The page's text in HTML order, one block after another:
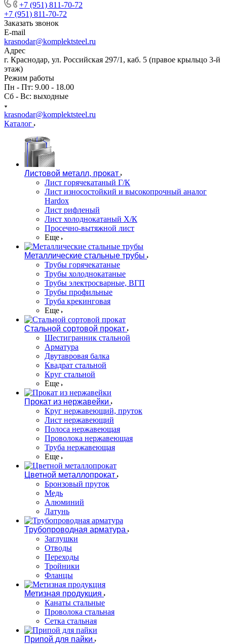
+7 (951) 811-70-72
+7 (951) 811-70-72
Заказать звонок
E-mail
krasnodar@komplektsteel.ru
Адрес
г. Краснодар, ул. Российская 297/1, каб. 5 (правое крыльцо 3-й
этаж)
Режим работы
Пн - Пт: 9.00 - 18.00
Сб - Вс: выходные
krasnodar@komplektsteel.ru
Каталог
Листовой металл, прокат
Лист горячекатаный Г/К
Лист износостойкий и высокопрочный аналог
Hardox
Лист рифленый
Лист холоднокатаный Х/К
Просечно-вытяжной лист
Еще
Металлические стальные трубы
Трубы горячекатаные
Трубы холоднокатаные
Трубы электросварные, ВГП
Трубы профильные
Труба крекинговая
Еще
Стальной сортовой прокат
Шестигранник стальной
Арматура
Двутавровая балка
Квадрат стальной
Круг стальной
Еще
Прокат из нержавейки
Круг нержавеющий, пруток
Лист нержавеющий
Полоса нержавеющая
Проволока нержавеющая
Труба нержавеющая
Еще
Цветной металлопрокат
Бронзовый пруток
Медь
Алюминий
Латунь
Трубопроводная арматура
Заглушки
Отводы
Переходы
Тройники
Фланцы
Метизная продукция
Канаты стальные
Проволока стальная
Сетка стальная
Припой для пайки